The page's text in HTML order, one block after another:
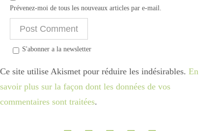
Prévenez-moi de tous les nouveaux articles par e-mail.
S'abonner a la newsletter
Ce site utilise Akismet pour réduire les indésirables. En
savoir plus sur la façon dont les données de vos
commentaires sont traitées.